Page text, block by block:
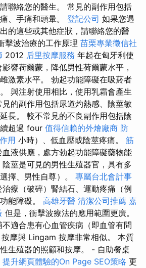
聯絡您的醫生。 常見的副作用包括
、手痛和頭暈。 登記公司 如果您遇
的這些或其他症狀，請聯絡您的醫
擊波治療的工作原理 苗栗專業徵信社
2012 后里按摩服務 年起在匈牙利使
響荷爾蒙，降低男性荷爾蒙水平，
激素水平。 勃起功能障礙在吸菸者
與注射使用相比，使用乳霜會產生
的副作用包括尿道灼熱感、陰莖敏
長。 較不常見的不良副作用包括陰
超過 four 值得信賴的外燴廠商 防
用 小時）、低血壓或陰莖疼痛。 筋
血液供應，處方勃起功能障礙藥物能
莖是可見的男性生殖器官，具有多
擇、男性自尊）。 專屬台北會計事
治療（破碎）腎結石、運動疼痛（例
能障礙。 高雄牙醫 清潔公司推薦 嘉
但是，衝擊波療法的應用範圍更廣。
不適合患有心血管疾病（即血管有問
摩與 Lingam 按摩非常相似。 本質
生殖器的照顧和按摩。 - 自助餐桌
提升網頁體驗的On Page SEO策略 更